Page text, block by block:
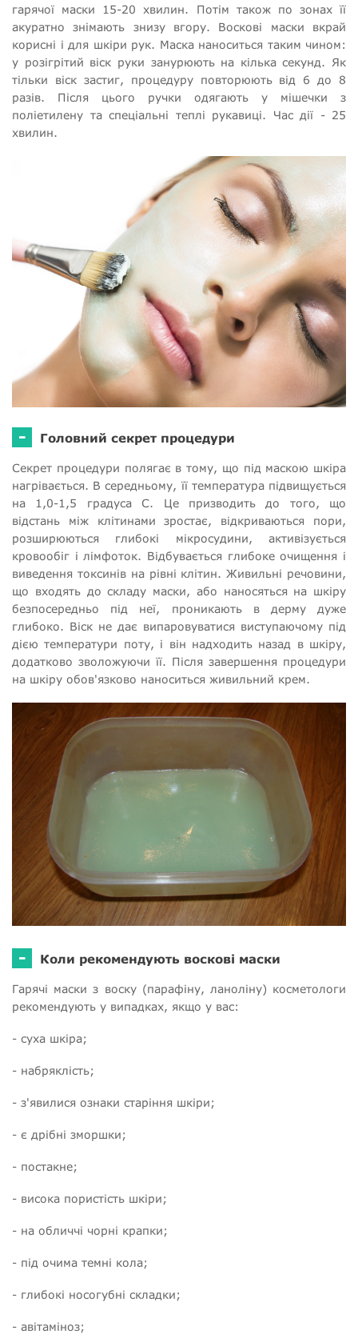
гарячої маски 15-20 хвилин. Потім також по зонах її
акуратно знімають знизу вгору. Воскові маски вкрай
корисні і для шкіри рук. Маска наноситься таким чином:
у розігрітий віск руки занурюють на кілька секунд. Як
тільки віск застиг, процедуру повторюють від 6 до 8
разів. Після цього ручки одягають у мішечки з
поліетилену та спеціальні теплі рукавиці. Час дії - 25
хвилин.
- Головний секрет процедури
Секрет процедури полягає в тому, що під маскою шкіра
нагрівається. В середньому, її температура підвищується
на 1,0-1,5 градуса С. Це призводить до того, що
відстань між клітинами зростає, відкриваються пори,
розширюються глибокі мікросудини, активізується
кровообіг і лімфоток. Відбувається глибоке очищення і
виведення токсинів на рівні клітин. Живильні речовини,
що входять до складу маски, або наносяться на шкіру
безпосередньо під неї, проникають в дерму дуже
глибоко. Віск не дає випаровуватися виступаючому під
дією температури поту, і він надходить назад в шкіру,
додатково зволожуючи її. Після завершення процедури
на шкіру обов'язково наноситься живильний крем.
- Коли рекомендують воскові маски
Гарячі маски з воску (парафіну, ланоліну) косметологи
рекомендують у випадках, якщо у вас:
- суха шкіра;
- набряклість;
- з'явилися ознаки старіння шкіри;
- є дрібні зморшки;
- постакне;
- висока пористість шкіри;
- на обличчі чорні крапки;
- під очима темні кола;
- глибокі носогубні складки;
- авітаміноз;